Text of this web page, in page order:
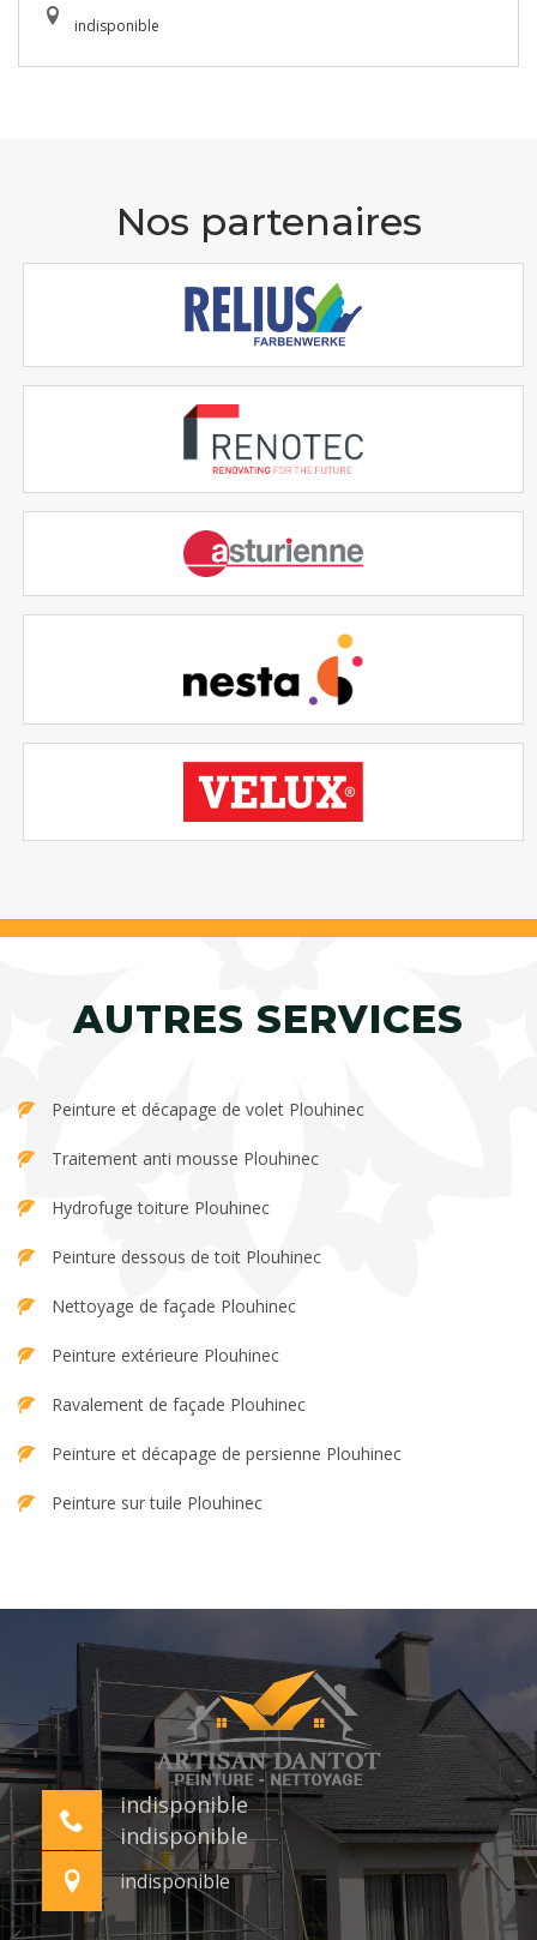
indisponible
Nos partenaires
AUTRES SERVICES
Peinture et décapage de volet Plouhinec
Traitement anti mousse Plouhinec
Hydrofuge toiture Plouhinec
Peinture dessous de toit Plouhinec
Nettoyage de façade Plouhinec
Peinture extérieure Plouhinec
Ravalement de façade Plouhinec
Peinture et décapage de persienne Plouhinec
Peinture sur tuile Plouhinec
indisponible
indisponible
indisponible